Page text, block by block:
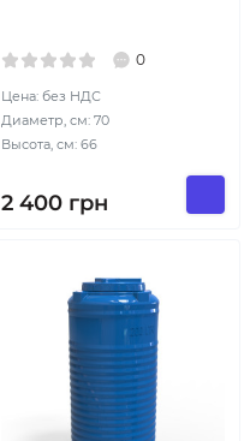
0
Цена: без НДС
Диаметр, см: 70
Высота, см: 66
2 400 грн